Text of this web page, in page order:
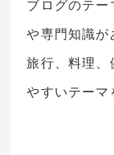
ブログのテ
や専門知識が
旅行、料理、
やすいテーマ